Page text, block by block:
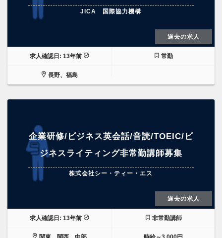
JICA 国際協力機構
過去の求人
求人確認日: 13年前 常勤
長野、福島
企業研修/ビジネス英会話/音読/TOEIC/ビ
ジネスライティング非常勤講師募集
株式会社シー・ティー・エス
過去の求人
求人確認日: 13年前 非常勤講師